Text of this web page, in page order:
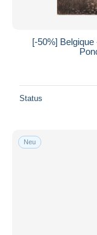
[-50%]
Status
Neu